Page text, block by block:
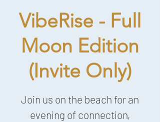
VibeRise - Full
Moon Edition
(Invite Only)
​Join us on the beach for an
evening of connection,